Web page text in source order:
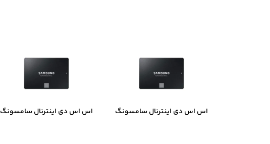
اس اس دی اینترنال سامسونگ
اس اس دی اینترنال سامسونگ